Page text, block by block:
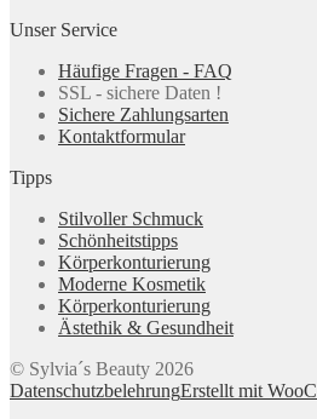
Unser Service
Häufige Fragen - FAQ
SSL - sichere Daten !
Sichere Zahlungsarten
Kontaktformular
Tipps
Stilvoller Schmuck
Schönheitstipps
Körperkonturierung
Moderne Kosmetik
Körperkonturierung
Ästethik & Gesundheit
© Sylvia´s Beauty 2026
DatenschutzbelehrungErstellt mit